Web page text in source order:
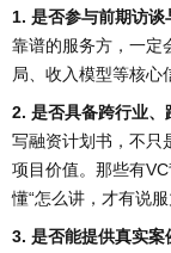
1. 是否参与前期访谈
靠谱的服务方，一定
局、收入模型等核心
2. 是否具备跨行业、
写融资计划书，不只
项目价值。那些有
懂“怎么讲，才有说服
3. 是否能提供真实案